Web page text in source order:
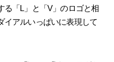
る「L」と「V」のロゴと相
イアルいっぱいに表現して